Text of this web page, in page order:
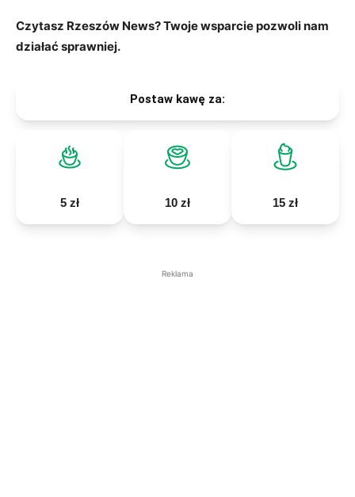
Czytasz Rzeszów News? Twoje wsparcie pozwoli nam
działać sprawniej.
Postaw kawę za:
5 zł 10 zł 15 zł
Reklama